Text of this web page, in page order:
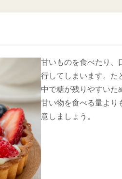
甘いものを食べたり、
行してしまいます。た
中で糖が残りやすいた
甘い物を食べる量より
意しましょう。